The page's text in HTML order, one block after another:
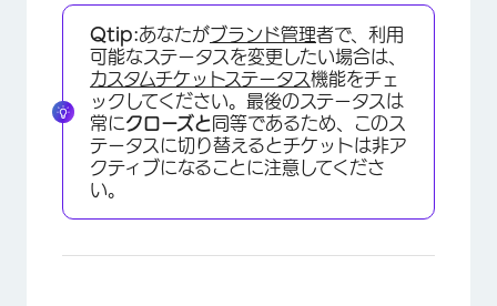
×
Qtip:あなたがブランド管理者で、利用
可能なステータスを変更したい場合は、
カスタムチケットステータス機能をチェ
ックしてください。最後のステータスは
常にクローズと同等であるため、このス
テータスに切り替えるとチケットは非ア
クティブになることに注意してくださ
い。